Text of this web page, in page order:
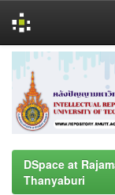
navigation
DSpace at
Thanyaburi